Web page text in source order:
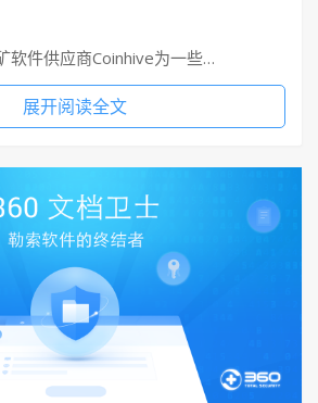
软件供应商Coinhive为一些…
展开阅读全文